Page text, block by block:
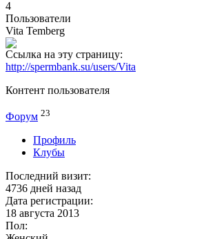
4
Пользователи
Vita Temberg
Ссылка на эту страницу:
http://spermbank.su/users/Vita
Контент пользователя
Форум 23
Профиль
Клубы
Последний визит:
4736 дней назад
Дата регистрации:
18 августа 2013
Пол: